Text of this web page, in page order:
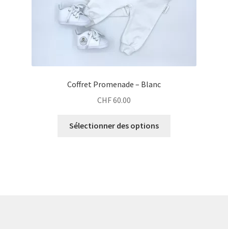
Coffret Promenade – Blanc
CHF60.00
Sélectionner des options